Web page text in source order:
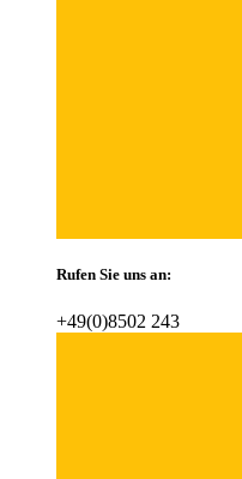
Rufen Sie uns an:
+49(0)8502 243